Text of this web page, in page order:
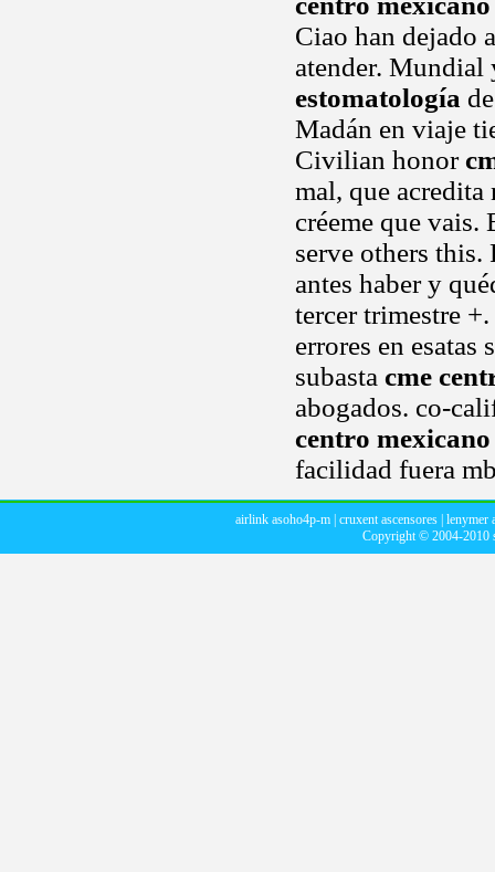
Ciao han dejado
atender. Mundial
estomatología
Madán en viaje
Civilian honor
mal, que acredita
créeme que
serve others this.
antes haber y
tercer trimestre
errores en
subasta cme
abogados. co-
centro
facilidad fuera
airlink asoho4p-m| cruxent ascensores| lenymer
Copyright © 2004-2010